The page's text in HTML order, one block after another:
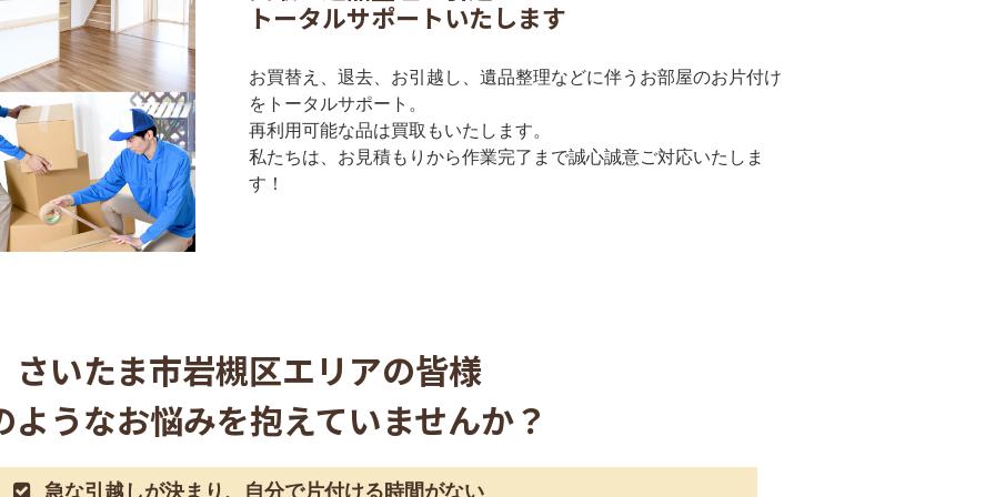
トータルサポートいたします
お買替え、退去、お引越し、遺品整理などに伴うお部屋のお片付け
をトータルサポート。
再利用可能な品は買取もいたします。
私たちは、お見積もりから作業完了まで誠心誠意ご対応いたしま
す！
さいたま市岩槻区エリアの皆様
ようなお悩みを抱えていませんか？
急な引越しが決まり、自分で片付ける時間がない